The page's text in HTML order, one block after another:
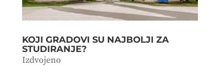
KOJI GRADOVI SU NAJBOLJI ZA
STUDIRANJE?
Izdvojeno